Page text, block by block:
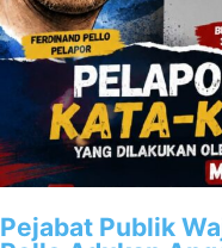
Pejabat Publik